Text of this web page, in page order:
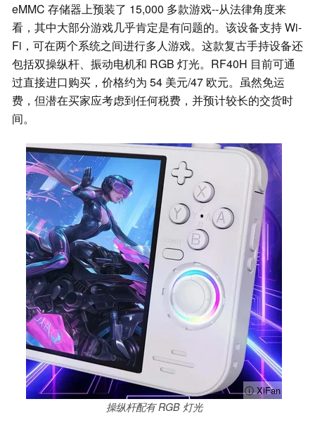
eMMC 存储器上预装了 15,000 多款游戏--从法律角度来
看，其中大部分游戏几乎肯定是有问题的。该设备支持 Wi-
Fi，可在两个系统之间进行多人游戏。这款复古手持设备还
包括双操纵杆、振动电机和 RGB 灯光。RF40H 目前可通
过直接进口购买，价格约为 54 美元/47 欧元。虽然免运
费，但潜在买家应考虑到任何税费，并预计较长的交货时
间。
ⓘ XiFan
操纵杆配有 RGB 灯光